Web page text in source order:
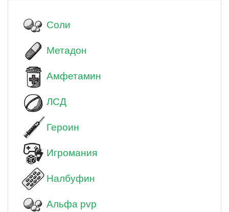
Соли
Метадон
Амфетамин
ЛСД
Героин
Игромания
Налбуфин
Альфа pvp